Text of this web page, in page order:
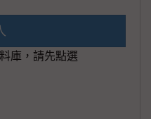
庫，請先點選